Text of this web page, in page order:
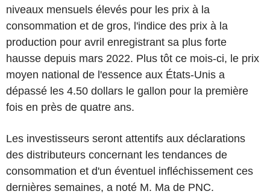
niveaux mensuels élevés pour les prix à la
consommation et de gros, l'indice des prix à la
production pour avril enregistrant sa plus forte
hausse depuis mars 2022. Plus tôt ce mois-ci, le prix
moyen national de l'essence aux États-Unis a
dépassé les 4.50 dollars le gallon pour la première
fois en près de quatre ans.
Les investisseurs seront attentifs aux déclarations
des distributeurs concernant les tendances de
consommation et d'un éventuel infléchissement ces
dernières semaines, a noté M. Ma de PNC.